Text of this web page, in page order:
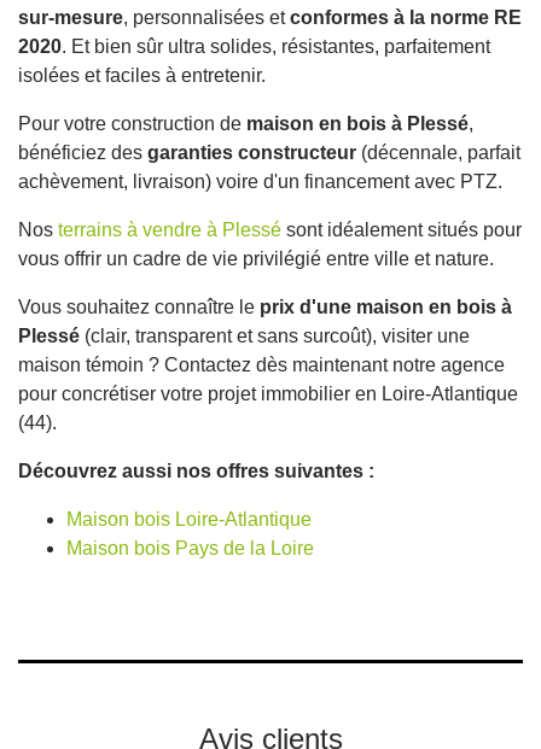
sur-mesure, personnalisées etconformes à la norme RE
2020. Et bien sûr ultra solides, résistantes, parfaitement
isolées et faciles à entretenir.
Pour votre construction de maison en bois à Plessé,
bénéficiez des garanties constructeur (décennale, parfait
achèvement, livraison) voire d'un financement avec PTZ.
Nos terrains à vendre à Plessé sont idéalement situés pour
vous offrir un cadre de vie privilégié entre ville et nature.
Vous souhaitez connaître le prix d'une maison en bois à
Plessé (clair, transparent et sans surcoût), visiter une
maison témoin ? Contactez dès maintenant notre agence
pour concrétiser votre projet immobilier en Loire-Atlantique
(44).
Découvrez aussi nos offres suivantes :
Maison bois Loire-Atlantique
Maison bois Pays de la Loire
Avis clients